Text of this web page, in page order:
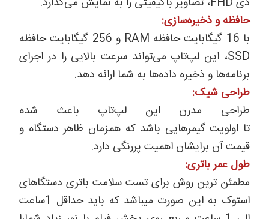
حافظه و ذخیره‌سازی:
با 16 گیگابایت حافظه RAM و 256 گیگابایت حافظه
SSD، این لپ‌تاپ می‌تواند سرعت بالایی را در اجرای
برنامه‌ها و ذخیره داده‌ها به شما ارائه دهد.
طراحی شیک:
طراحی مدرن این لپ‌تاپ باعث شده
تا اولویت گیمرهایی باشد که همزمان ظاهر دستگاه و
قیمت آن برایشان اهمیت پررنگی دارد.
طول عمر باتری:
مطمئن ترین روش برای تست سلامت باتری دستگاهای
استوک به این صورت میباشد که باید حداقل 1ساعت